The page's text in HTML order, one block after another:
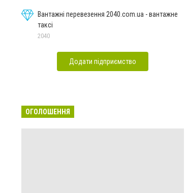
Вантажні перевезення 2040.com.ua - вантажне
таксі
2040
Додати підприємство
ОГОЛОШЕННЯ